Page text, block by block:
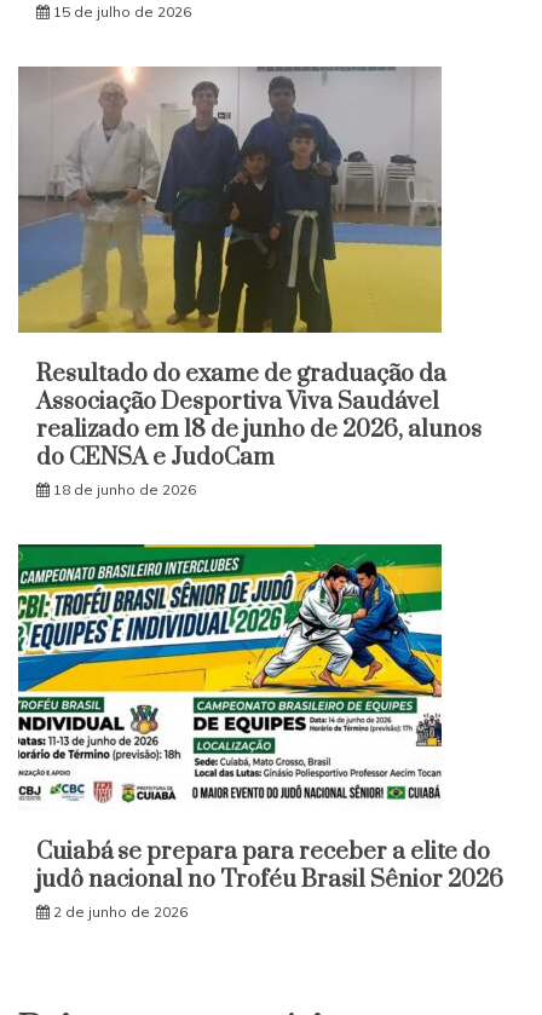
15 de julho de 2026
Resultado do exame de graduação da
Associação Desportiva Viva Saudável
realizado em 18 de junho de 2026, alunos
do CENSA e JudoCam
18 de junho de 2026
Cuiabá se prepara para receber a elite do
judô nacional no Troféu Brasil Sênior 2026
2 de junho de 2026